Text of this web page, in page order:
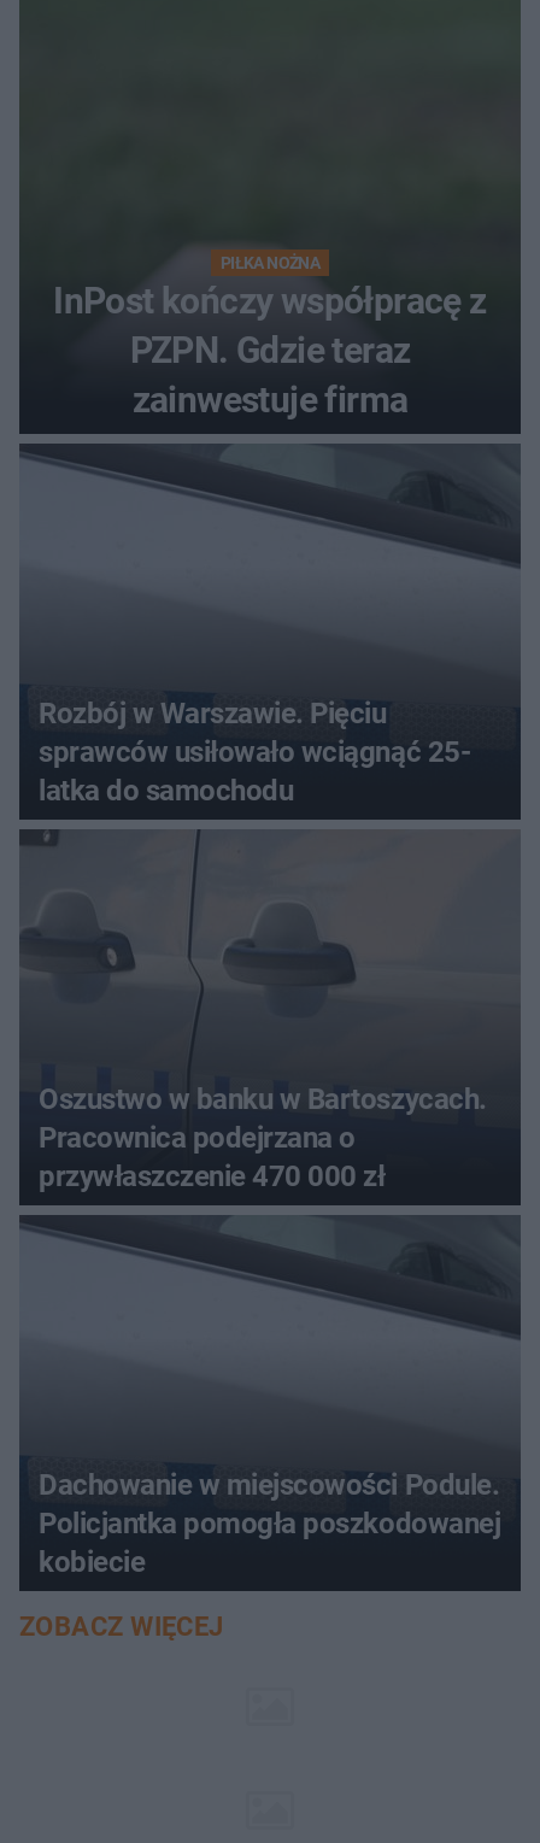
PIŁKA NOŻNA
InPost kończy współpracę z
PZPN. Gdzie teraz
zainwestuje firma
Rozbój w Warszawie. Pięciu
sprawców usiłowało wciągnąć 25-
latka do samochodu
Oszustwo w banku w Bartoszycach.
Pracownica podejrzana o
przywłaszczenie 470 000 zł
Dachowanie w miejscowości Podule.
Policjantka pomogła poszkodowanej
kobiecie
ZOBACZ WIĘCEJ